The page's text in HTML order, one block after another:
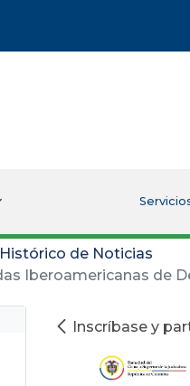
Histórico de Noticias
Iberoamericanas de
Inscríbase y